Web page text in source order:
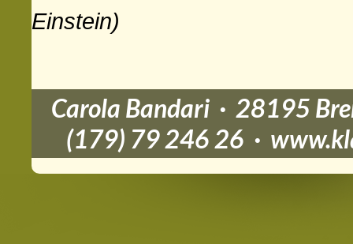
Einstein)
Carola Bandari · 28195
(179) 79 246 26 ·